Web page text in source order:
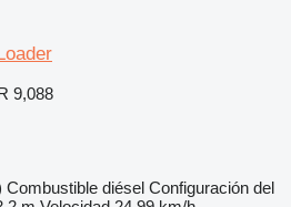
9,088
Combustible diésel Configuración del